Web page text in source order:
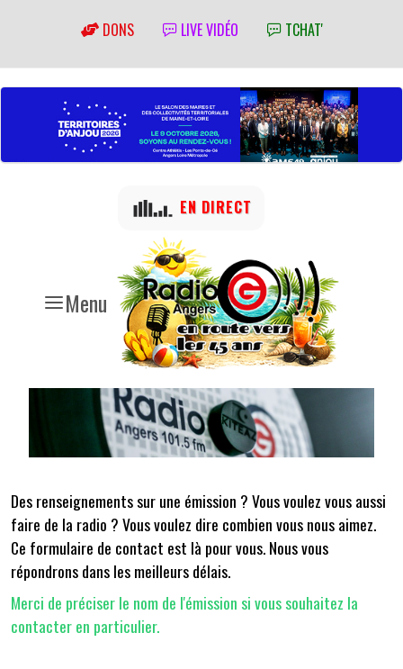
DONS LIVE VIDÉO TCHAT'
Menu
EN DIRECT
Des renseignements sur une émission ? Vous voulez vous aussi
faire de la radio ? Vous voulez dire combien vous nous aimez.
Ce formulaire de contact est là pour vous. Nous vous
répondrons dans les meilleurs délais.
Merci de préciser le nom de l'émission si vous souhaitez la
contacter en particulier.